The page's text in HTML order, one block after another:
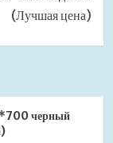
(Лучшая цена)
черный